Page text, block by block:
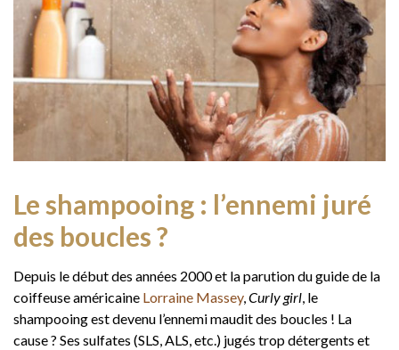
Le shampooing : l’ennemi juré
des boucles ?
Depuis le début des années 2000 et la parution du guide de la
coiffeuse américaine Lorraine Massey,Curly girl, le
shampooing est devenu l’ennemi maudit des boucles ! La
cause ? Ses sulfates (SLS, ALS, etc.) jugés trop détergents et